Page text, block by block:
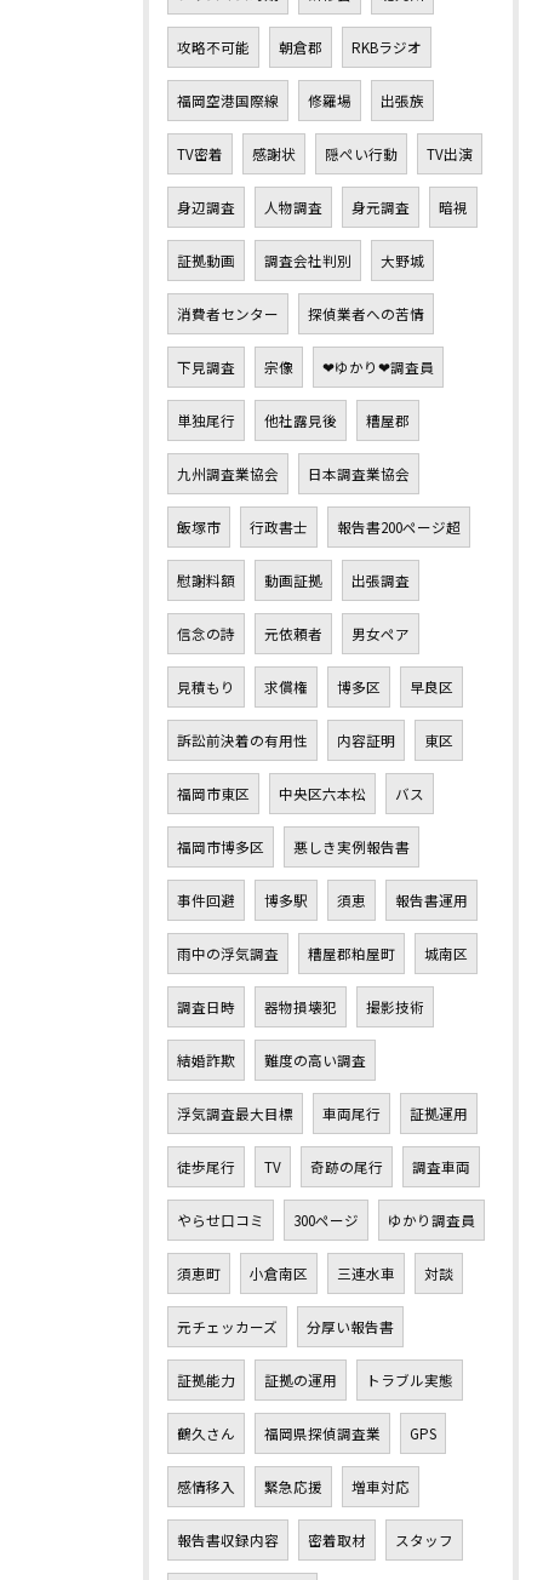
攻略不可能 朝倉郡 RKBラジオ
福岡空港国際線 修羅場 出張族
TV密着 感謝状 隠ぺい行動 TV出演
身辺調査 人物調査 身元調査 暗視
証拠動画 調査会社判別 大野城
消費者センター 探偵業者への苦情
下見調査 宗像 ❤ゆかり❤調査員
単独尾行 他社露見後 糟屋郡
九州調査業協会 日本調査業協会
飯塚市 行政書士 報告書200ページ超
慰謝料額 動画証拠 出張調査
信念の詩 元依頼者 男女ペア
見積もり 求償権 博多区 早良区
訴訟前決着の有用性 内容証明 東区
福岡市東区 中央区六本松 バス
福岡市博多区 悪しき実例報告書
事件回避 博多駅 須恵 報告書運用
雨中の浮気調査 糟屋郡粕屋町 城南区
調査日時 器物損壊犯 撮影技術
結婚詐欺 難度の高い調査
浮気調査最大目標 車両尾行 証拠運用
徒歩尾行 TV 奇跡の尾行 調査車両
やらせ口コミ 300ページ ゆかり調査員
須恵町 小倉南区 三連水車 対談
元チェッカーズ 分厚い報告書
証拠能力 証拠の運用 トラブル実態
鶴久さん 福岡県探偵調査業 GPS
感情移入 緊急応援 増車対応
報告書収録内容 密着取材 スタッフ